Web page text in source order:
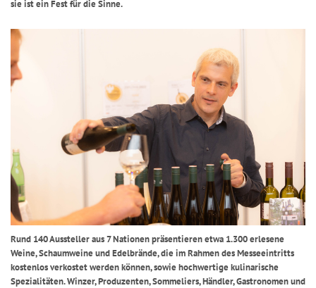
sie ist ein Fest für die Sinne.
Rund 140 Aussteller aus 7 Nationen präsentieren etwa 1.300 erlesene
Weine, Schaumweine und Edelbrände, die im Rahmen des Messeeintritts
kostenlos verkostet werden können, sowie hochwertige kulinarische
Spezialitäten. Winzer, Produzenten, Sommeliers, Händler, Gastronomen und